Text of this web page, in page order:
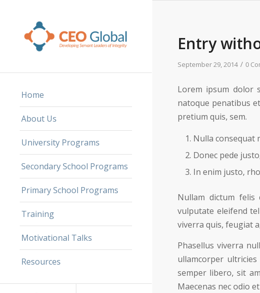
Home
About Us
University Programs
Secondary School Programs
Primary School Programs
Training
Motivational Talks
Resources
Entry
September 29, 2014 / 0
Lorem ipsum dolor
natoque penatibus
pretium quis, sem.
Nulla consequat
Donec pede
In enim justo,
Nullam dictum felis
vulputate eleifend
viverra quis, feugiat
Phasellus viverra
ullamcorper
semper libero, sit
Maecenas nec odio